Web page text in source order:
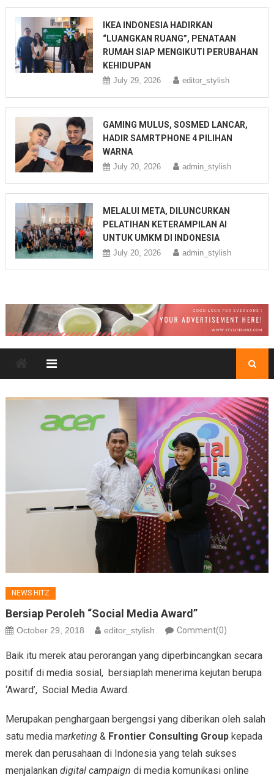
IKEA INDONESIA HADIRKAN
“LUANGKAN RUANG”, PENATAAN
RUMAH SIAP MENGIKUTI PERUBAHAN
KEHIDUPAN
July 29, 2026 editor_stylish
GAMING MULUS, SOSMED LANCAR,
HADIR SAMRTPHONE 4 PILIHAN
WARNA
July 20, 2026 admin_stylish
MELALUI META, DILUNCURKAN
PELATIHAN KETERAMPILAN AI
UNTUK UMKM DI INDONESIA
July 20, 2026 admin_stylish
NEWS HITZ
Bersiap Peroleh “Social Media Award”
October 29, 2018 editor_stylish Comment(0)
Baik itu merek atau perorangan yang diperbincangkan secara
positif di media sosial, bersiaplah menerima kejutan berupa
‘Award’, Social Media Award.
Merupakan penghargaan bergengsi yang diberikan oleh salah
satu media marketing& Frontier Consulting Groupkepada
merek dan perusahaan di Indonesia yang telah sukses
menjalankan digital campaign di media komunikasi online